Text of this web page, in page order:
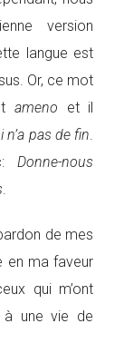
version
langue est
Or, ce mot
ameno et il
pas de fin.
Donne-nous
.
de mes
en ma faveur
qui m’ont
une vie de